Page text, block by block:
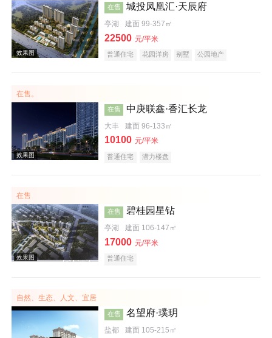
实景图
效果图
效果图
在售 城投凤凰汇·天辰府
亭湖 建面 99-357㎡
22500 元/平米
普通住宅 花园洋房 别墅
公园地产
在售。
在售 中庚联鑫·香汇长龙
大丰 建面 96-133㎡
10100 元/平米
普通住宅 潜力楼盘
在售
在售 碧桂园星钻
亭湖 建面 106-147㎡
17000 元/平米
普通住宅
自然、生态、人文、宜居
在售 名望府·璞玥
盐都 建面 105-215㎡